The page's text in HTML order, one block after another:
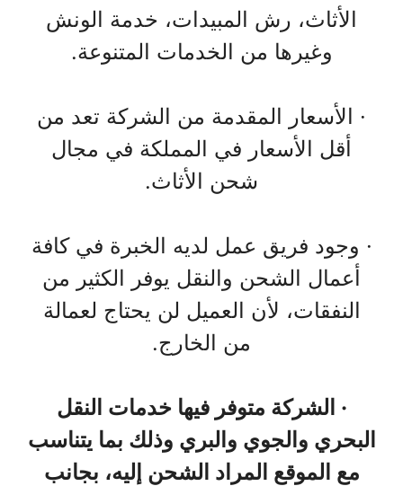
الأثاث، رش المبيدات، خدمة الونش
وغيرها من الخدمات المتنوعة.
· الأسعار المقدمة من الشركة تعد من
أقل الأسعار في المملكة في مجال
شحن الأثاث.
· وجود فريق عمل لديه الخبرة في كافة
أعمال الشحن والنقل يوفر الكثير من
النفقات، لأن العميل لن يحتاج لعمالة
من الخارج.
· الشركة متوفر فيها خدمات النقل
البحري والجوي والبري وذلك بما يتناسب
مع الموقع المراد الشحن إليه، بجانب